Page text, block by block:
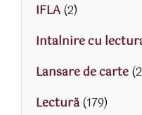
IFLA(2)
Intalnire cu
Lansare de carte
Lectură(179)